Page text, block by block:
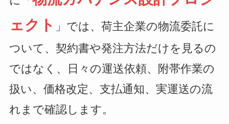
ェクト 」では、荷主企業の物流委託に
ついて、契約書や発注方法だけを見るの
ではなく、日々の運送依頼、附帯作業の
扱い、価格改定、支払通知、実運送の流
れまで確認します。